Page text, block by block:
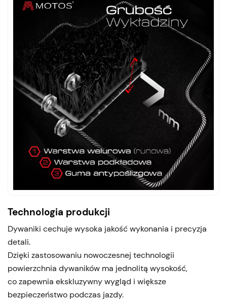
Technologia produkcji
Dywaniki cechuje wysoka jakość wykonania i precyzja
detali.
Dzięki zastosowaniu nowoczesnej technologii
powierzchnia dywaników ma jednolitą wysokość,
co zapewnia ekskluzywny wygląd i większe
bezpieczeństwo podczas jazdy.